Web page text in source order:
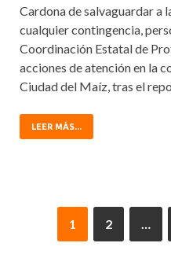
Cardona de salvaguardar a
cualquier contingencia,
Coordinación Estatal de
acciones de atención en la
Ciudad del Maíz, tras el
LEER MÁS...
1 2